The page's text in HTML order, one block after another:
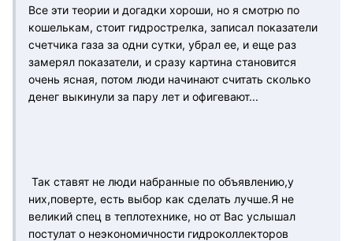
Все эти теории и догадки хороши, но я смотрю по
кошелькам, стоит гидрострелка, записал показатели
счетчика газа за одни сутки, убрал ее, и еще раз
замерял показатели, и сразу картина становится
очень ясная, потом люди начинают считать сколько
денег выкинули за пару лет и офигевают...
Так ставят не люди набранные по объявлению,у
них,поверте, есть выбор как сделать лучше.Я не
великий спец в теплотехнике, но от Вас услышал
постулат о неэкономичности гидроколлекторов